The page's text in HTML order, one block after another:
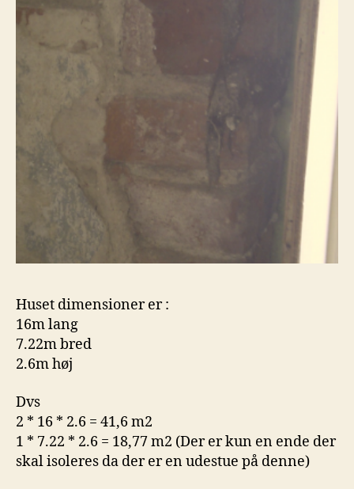
Huset dimensioner er :
16m lang
7.22m bred
2.6m høj
Dvs
2 * 16 * 2.6 = 41,6 m2
1 * 7.22 * 2.6 = 18,77 m2 (Der er kun en ende der
skal isoleres da der er en udestue på denne)